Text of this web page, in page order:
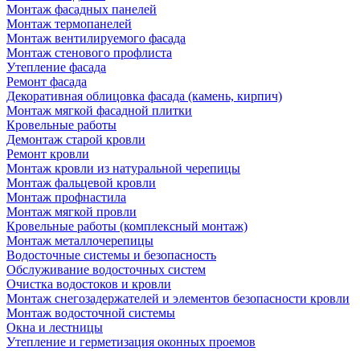
Монтаж фасадных панелей
Монтаж термопанелей
Монтаж вентилируемого фасада
Монтаж стенового профлиста
Утепление фасада
Ремонт фасада
Декоративная облицовка фасада (камень, кирпич)
Монтаж мягкой фасадной плитки
Кровельные работы
Демонтаж старой кровли
Ремонт кровли
Монтаж кровли из натуральной черепицы
Монтаж фальцевой кровли
Монтаж профнастила
Монтаж мягкой провли
Кровельные работы (комплексный монтаж)
Монтаж металлочерепицы
Водосточные системы и безопасность
Обслуживание водосточных систем
Очистка водостоков и кровли
Монтаж снегозадержателей и элементов безопасности кровли
Монтаж водосточной системы
Окна и лестницы
Утепление и герметизация оконных проемов